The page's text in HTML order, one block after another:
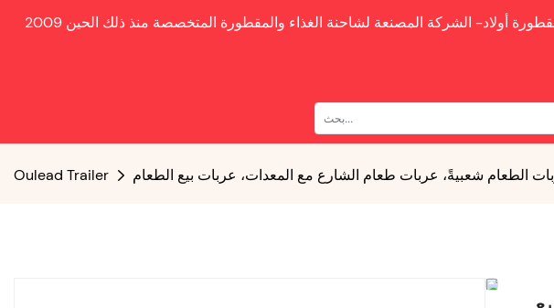
أولاد- الشركة المصنعة لشاحنة الغذاء والمقطورة المتخصصة منذ ذلك الحين
Oulead Trailer الطعام شعبيةً، عربات طعام الشارع مع المعدات، عربات بيع الطعام